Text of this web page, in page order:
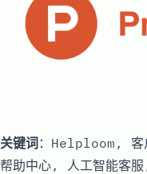
关键词：Helploom, 客
帮助中心, 人工智能客